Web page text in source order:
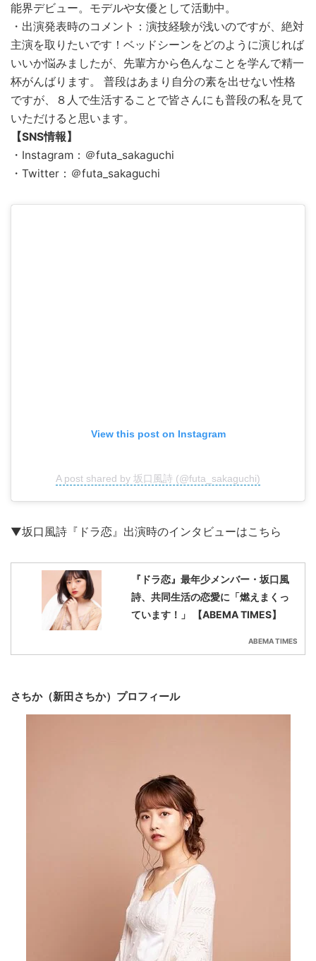
能界デビュー。モデルや女優として活動中。
・出演発表時のコメント：演技経験が浅いのですが、絶対
主演を取りたいです！ベッドシーンをどのように演じれば
いいか悩みましたが、先輩方から色んなことを学んで精一
杯がんばります。 普段はあまり自分の素を出せない性格
ですが、８人で生活することで皆さんにも普段の私を見て
いただけると思います。
【SNS情報】
・Instagram：＠futa_sakaguchi
・Twitter：＠futa_sakaguchi
View this post on Instagram
A post shared by 坂口風詩 (@futa_sakaguchi)
▼坂口風詩『ドラ恋』出演時のインタビューはこちら
『ドラ恋』最年少メンバー・坂口風
詩、共同生活の恋愛に「燃えまくっ
ています！」 【ABEMA TIMES】
ABEMA TIMES
さちか（新田さちか）プロフィール